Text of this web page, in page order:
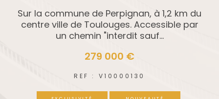
VILLA DE PLAIN PIED de 150 m² habitables Av
ec magnifique vue sur la nature et exposit